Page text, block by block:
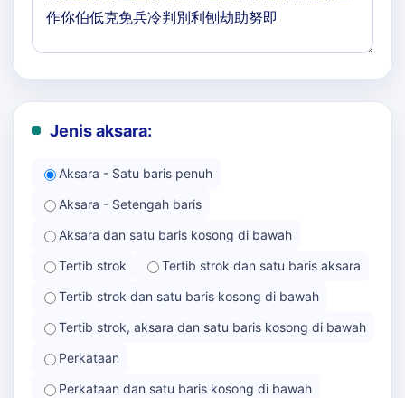
Jenis aksara:
Aksara - Satu baris penuh
Aksara - Setengah baris
Aksara dan satu baris kosong di bawah
Tertib strok
Tertib strok dan satu baris aksara
Tertib strok dan satu baris kosong di bawah
Tertib strok, aksara dan satu baris kosong di bawah
Perkataan
Perkataan dan satu baris kosong di bawah